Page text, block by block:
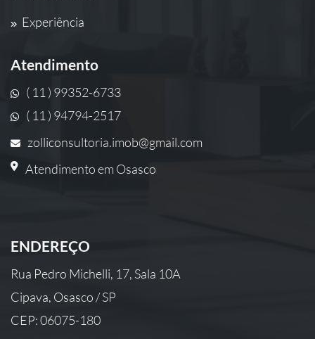
Experiência
Atendimento
( 11 ) 99352-6733
( 11 ) 94794-2517
zolliconsultoria.imob@gmail.com
Atendimento em Osasco
ENDEREÇO
Rua Pedro Michelli, 17, Sala 10A
Cipava, Osasco / SP
CEP: 06075-180